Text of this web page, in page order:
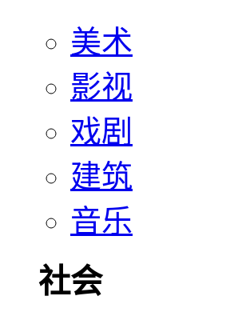
美术
影视
戏剧
建筑
音乐
社会